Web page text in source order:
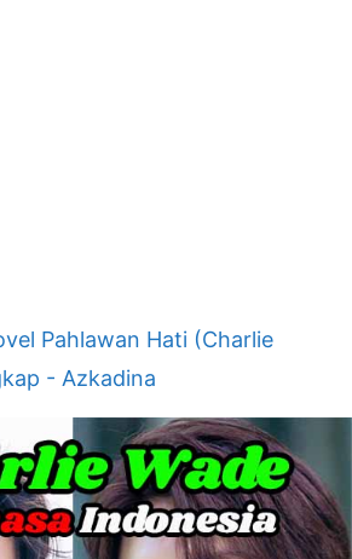
Pahlawan Hati (Charlie
- Azkadina